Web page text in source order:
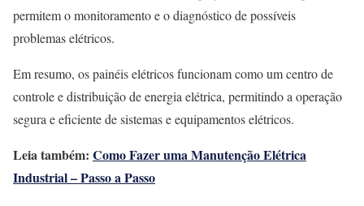
permitem o monitoramento e o diagnóstico de possíveis
problemas elétricos.
Em resumo, os painéis elétricos funcionam como um centro de
controle e distribuição de energia elétrica, permitindo a operação
segura e eficiente de sistemas e equipamentos elétricos.
Leia também: Como Fazer uma Manutenção Elétrica
Industrial – Passo a Passo